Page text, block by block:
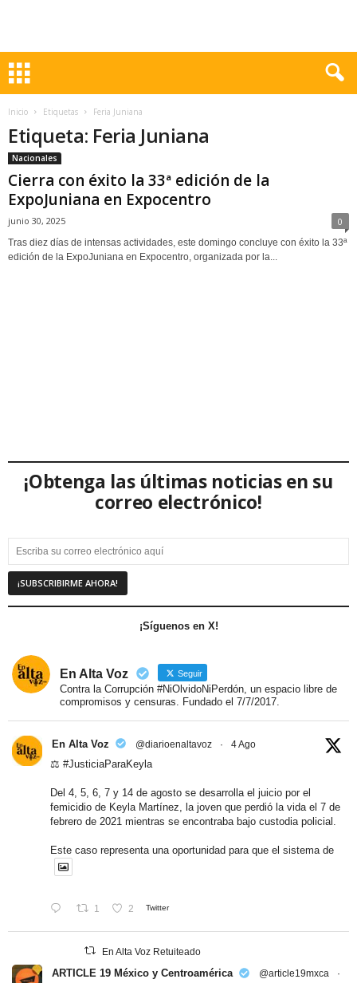
Inicio Etiquetas Feria Juniana
Etiqueta: Feria Juniana
Nacionales
Cierra con éxito la 33ª edición de la
ExpoJuniana en Expocentro
junio 30, 2025 0
Tras diez días de intensas actividades, este domingo concluye con éxito la 33ª
edición de la ExpoJuniana en Expocentro, organizada por la...
¡Obtenga las últimas noticias en su
correo electrónico!
¡Síguenos en X!
En Alta Voz Seguir
Contra la Corrupción #NiOlvidoNiPerdón, un espacio libre de
compromisos y censuras. Fundado el 7/7/2017.
En Alta Voz @diarioenaltavoz · 4 Ago
⚖️ #JusticiaParaKeyla
Del 4, 5, 6, 7 y 14 de agosto se desarrolla el juicio por el
femicidio de Keyla Martínez, la joven que perdió la vida el 7 de
febrero de 2021 mientras se encontraba bajo custodia policial.
Este caso representa una oportunidad para que el sistema de
1 2 Twitter
En Alta Voz Retuiteado
ARTICLE 19 México y Centroamérica @article19mxca
·